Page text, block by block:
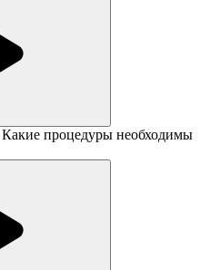
процедуры необходимы